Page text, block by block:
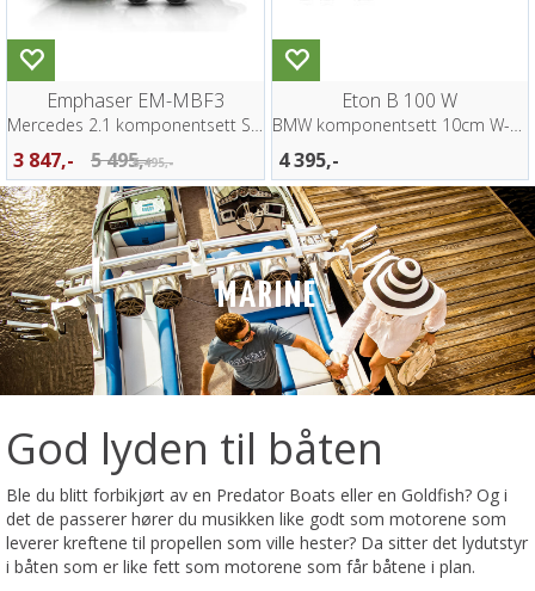
Emphaser EM-MBF3
Mercedes 2.1 komponentsett Sprinter W907
3 847,- 5 495,-5 495,-
Eton B 100 W
BMW komponentsett 10cm W-kurv
4 395,-
MARINE
God lyden til båten
Ble du blitt forbikjørt av en Predator Boats eller en Goldfish? Og i
det de passerer hører du musikken like godt som motorene som
leverer kreftene til propellen som ville hester? Da sitter det lydutstyr
i båten som er like fett som motorene som får båtene i plan.